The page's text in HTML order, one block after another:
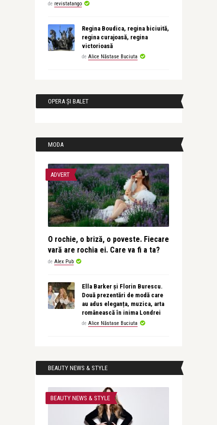
de revistatango
Regina Boudica, regina biciuită,
regina curajoasă, regina
victorioasă
de Alice Năstase Buciuta
OPERA ȘI BALET
MODA
ADVERT
O rochie, o briză, o poveste. Fiecare
vară are rochia ei. Care va fi a ta?
de Alex Pub
Ella Barker și Florin Burescu.
Două prezentări de modă care
au adus eleganța, muzica, arta
românească în inima Londrei
de Alice Năstase Buciuta
BEAUTY NEWS & STYLE
BEAUTY NEWS & STYLE